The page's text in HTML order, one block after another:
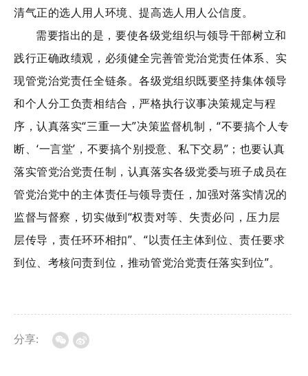
清气正的选人用人环境、提高选人用人公信度。
需要指出的是，要使各级党组织与领导干部树立和
践行正确政绩观，必须健全完善管党治党责任体系、实
现管党治党责任全链条。各级党组织既要坚持集体领导
和个人分工负责相结合，严格执行议事决策规定与程
序，认真落实“三重一大”决策监督机制，“不要搞个人专
断、‘一言堂’，不要搞个别授意、私下交易”；也要认真
落实管党治党责任制，认真落实各级党委与班子成员在
管党治党中的主体责任与领导责任，加强对落实情况的
监督与督察，切实做到“权责对等、失责必问，压力层
层传导，责任环环相扣”、“以责任主体到位、责任要求
到位、考核问责到位，推动管党治党责任落实到位”。
分享: